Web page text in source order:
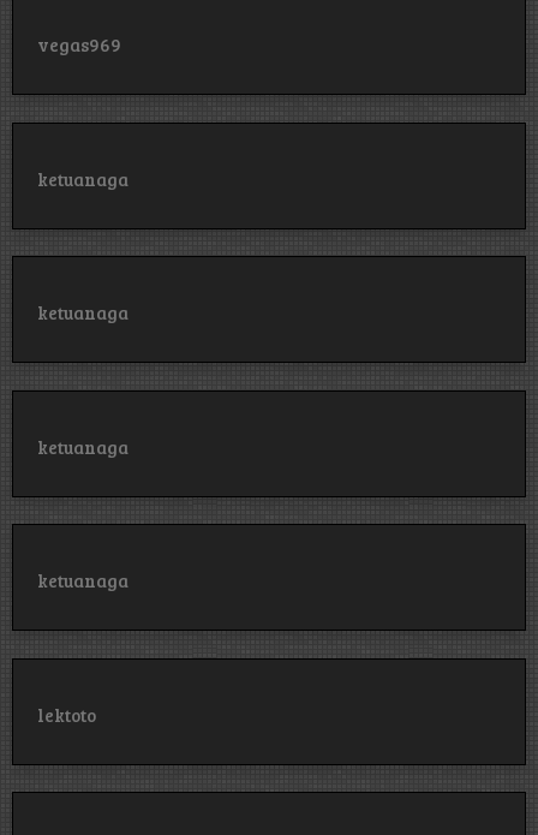
vegas969
ketuanaga
ketuanaga
ketuanaga
ketuanaga
lektoto